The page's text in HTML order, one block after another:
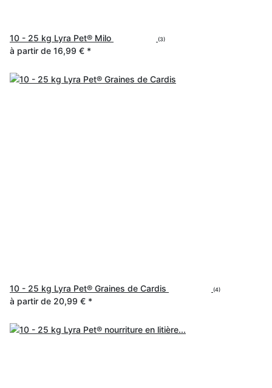
10 - 25 kg Lyra Pet® Milo (3)
à partir de 16,99 € *
10 - 25 kg Lyra Pet® Graines de Cardis (4)
à partir de 20,99 € *